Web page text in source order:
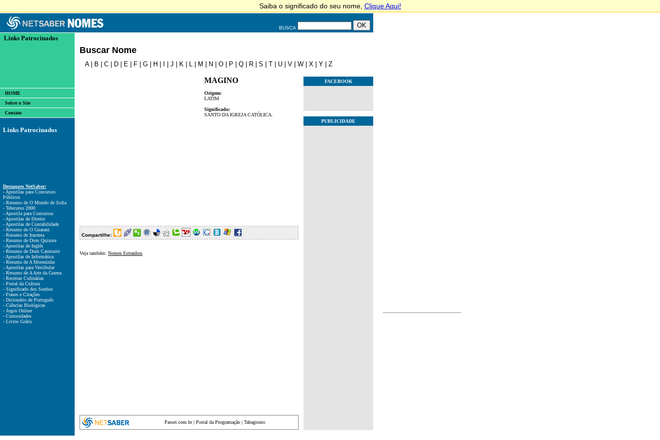
BUSCA
Links Patrocinados
HOME
Sobre o Site
Contato
Links Patrocinados
Destaques NetSaber:
- Apostilas para Concursos
Públicos
- Resumo de O Mundo de Sofia
- Telecurso 2000
- Apostila para Concursos
- Apostilas de Direito
- Apostilas de Contabilidade
- Resumo de O Guarani
- Resumo de Iracema
- Resumo de Dom Quixote
- Apostilas de Inglês
- Resumo de Dom Casmurro
- Apostilas de Informática
- Resumo de A Moreninha
- Apostilas para Vestibular
- Resumo de A Arte da Guerra
- Receitas Culinárias
- Portal da Cultura
- Significado dos Sonhos
- Frases e Citações
- Dicionário de Português
- Ciências Biológicas
- Jogos Online
- Curiosidades
- Livros Grátis
Buscar Nome
A| B C D E F G H J K L M N O P Q R S T U V W X Y Z
MAGINO
Origem:
LATIM
Significado:
SANTO DA IGREJA CATÓLICA.
Compartilhe:
Veja também: Nomes Estranhos
Passei.com.br| Portal da Programação| Tabagismo
FACEBOOK
PUBLICIDADE